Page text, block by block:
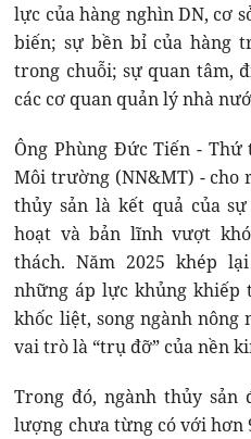
lực của hàng nghìn DN, cơ
biến; sự bền bỉ của hàng
trong chuỗi; sự quan tâm,
các cơ quan quản lý nhà
Ông Phùng Đức Tiến -
Môi trường (NN&MT) - cho
thủy sản là kết quả của
hoạt và bản lĩnh vượt
thách. Năm 2025 khép
những áp lực khủng
khốc liệt, song ngành
vai trò là “trụ đỡ” của nền
Trong đó, ngành thủy
lượng chưa từng có với